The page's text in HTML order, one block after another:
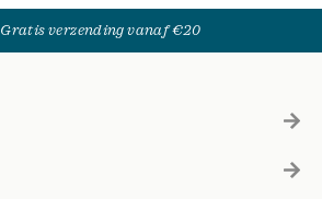
Gratis verzending vanaf €20